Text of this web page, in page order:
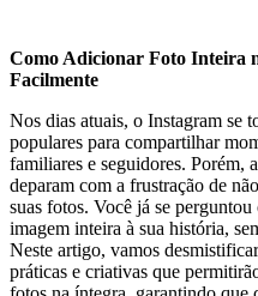
Como Adicionar‌ Foto Inteira
Facilmente
Nos dias atuais, o Instagram⁣ se
populares ‌para⁢ compartilhar
familiares e seguidores. ⁣Porém,
deparam‌ com⁤ a frustração de
suas fotos. Você ‍já se
imagem inteira à sua história,
Neste artigo, vamos
práticas e criativas que